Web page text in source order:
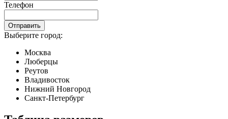
Телефон
Отправить
Выберите город:
Москва
Люберцы
Реутов
Владивосток
Нижний Новгород
Санкт-Петербург